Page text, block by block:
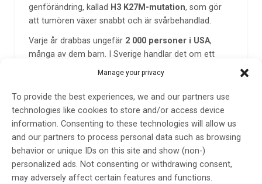
Manage your privacy
To provide the best experiences, we and our partners use
technologies like cookies to store and/or access device
information. Consenting to these technologies will allow us
and our partners to process personal data such as browsing
behavior or unique IDs on this site and show (non-)
personalized ads. Not consenting or withdrawing consent,
may adversely affect certain features and functions.
genförändring, kallad H3 K27M-mutation, som gör
att tumören växer snabbt och är svårbehandlad.
Varje år drabbas ungefär 2 000 personer i USA,
många av dem barn. I Sverige handlar det om ett
mycket litet antal fall – men konsekvenserna för varje
– För de här barnen och deras familjer har det länge
funnits en brutal verklighet: ingen godkänd
behandling. Nu ändras det, säger David Arons från
National Brain Tumor Society.
Hur fungerar läkemedlet?
Modeyso tas somen kapsel en gång i veckan